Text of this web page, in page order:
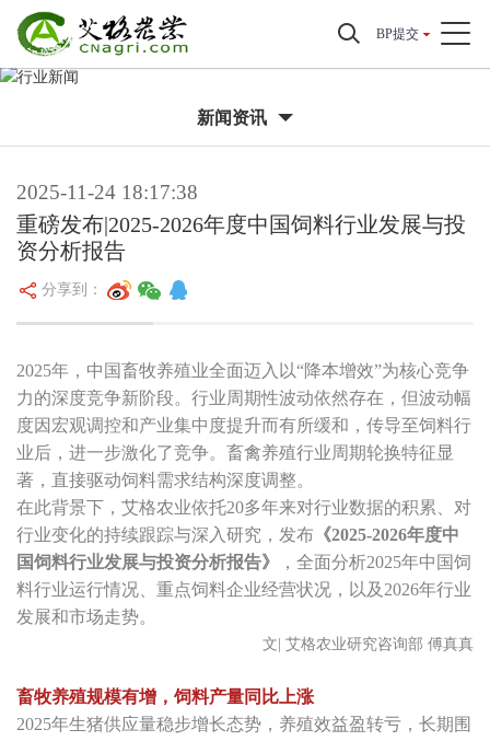
BP提交
新闻资讯
2025-11-24 18:17:38
重磅发布|2025-2026年度中国饲料行业发展与投
资分析报告
分享到：
2025年，中国畜牧养殖业全面迈入以“降本增效”为核心竞争
力的深度竞争新阶段。行业周期性波动依然存在，但波动幅
度因宏观调控和产业集中度提升而有所缓和，传导至饲料行
业后，进一步激化了竞争。畜禽养殖行业周期轮换特征显
著，直接驱动饲料需求结构深度调整。
在此背景下，艾格农业依托20多年来对行业数据的积累、对
行业变化的持续跟踪与深入研究，发布 《2025-2026年度中
国饲料行业发展与投资分析报告》
，全面分析2025年中国饲
料行业运行情况、重点饲料企业经营状况，以及2026年行业
发展和市场走势。
文| 艾格农业研究咨询部 傅真真
畜牧养殖规模有增，饲料产量同比上涨
2025年生猪供应量稳步增长态势，养殖效益盈转亏，长期围